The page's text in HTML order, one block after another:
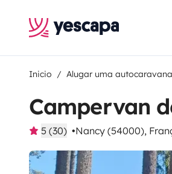
Inicio Alugar uma autocaravana
Campervan
5 (30) Nancy (54000),